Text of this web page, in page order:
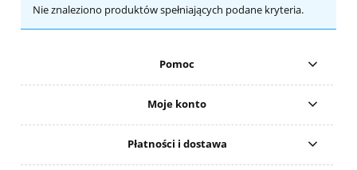
Nie znaleziono produktów spełniających podane kryteria.
Pomoc
Moje konto
Płatności i dostawa